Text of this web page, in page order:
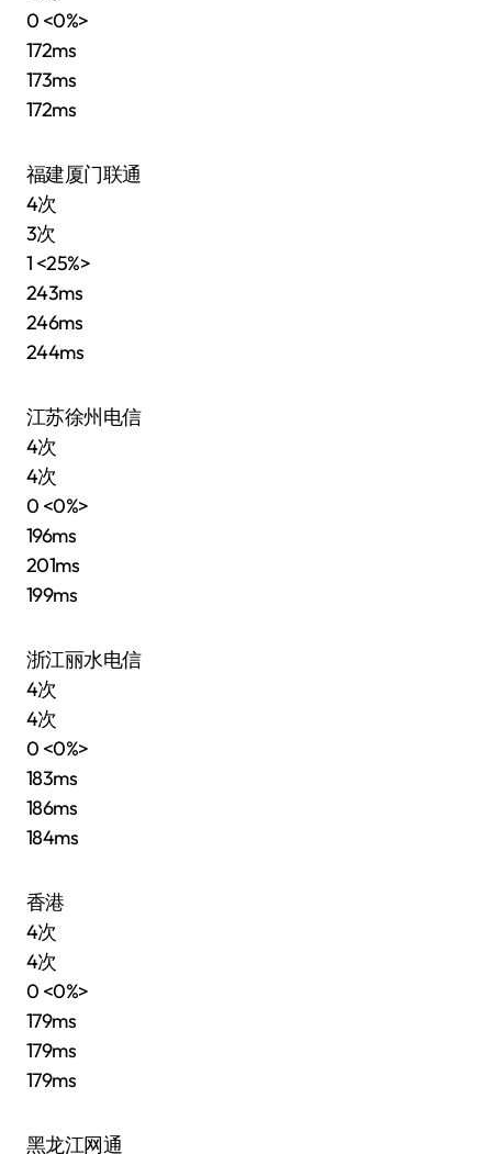
0 <0%>
172ms
173ms
172ms
福建厦门联通
4次
3次
1 <25%>
243ms
246ms
244ms
江苏徐州电信
4次
4次
0 <0%>
196ms
201ms
199ms
浙江丽水电信
4次
4次
0 <0%>
183ms
186ms
184ms
香港
4次
4次
0 <0%>
179ms
179ms
179ms
黑龙江网通